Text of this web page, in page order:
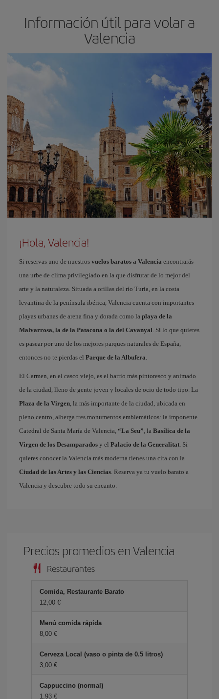
Información útil para volar a
Valencia
¡Hola, Valencia!
Si reservas uno de nuestros vuelos baratos a Valencia encontrarás
una urbe de clima privilegiado en la que disfrutar de lo mejor del
arte y la naturaleza. Situada a orillas del río Turia, en la costa
levantina de la península ibérica, Valencia cuenta con importantes
playas urbanas de arena fina y dorada como la playa de la
Malvarrosa, la de la Patacona o la del Cavanyal. Si lo que quieres
es pasear por uno de los mejores parques naturales de España,
entonces no te pierdas el Parque de la Albufera.
El Carmen, en el casco viejo, es el barrio más pintoresco y animado
de la ciudad, lleno de gente joven y locales de ocio de todo tipo. La
Plaza de la Virgen, la más importante de la ciudad, ubicada en
pleno centro, alberga tres monumentos emblemáticos: la imponente
Catedral de Santa María de Valencia, “La Seu”, la Basílica de la
Virgen de los Desamparados y el Palacio de la Generalitat. Si
quieres conocer la Valencia más moderna tienes una cita con la
Ciudad de las Artes y las Ciencias. Reserva ya tu vuelo barato a
Valencia y descubre todo su encanto.
Precios promedios en Valencia
Restaurantes
Comida, Restaurante Barato
12,00 €
Menú comida rápida
8,00 €
Cerveza Local (vaso o pinta de 0.5 litros)
3,00 €
Cappuccino (normal)
1,93 €